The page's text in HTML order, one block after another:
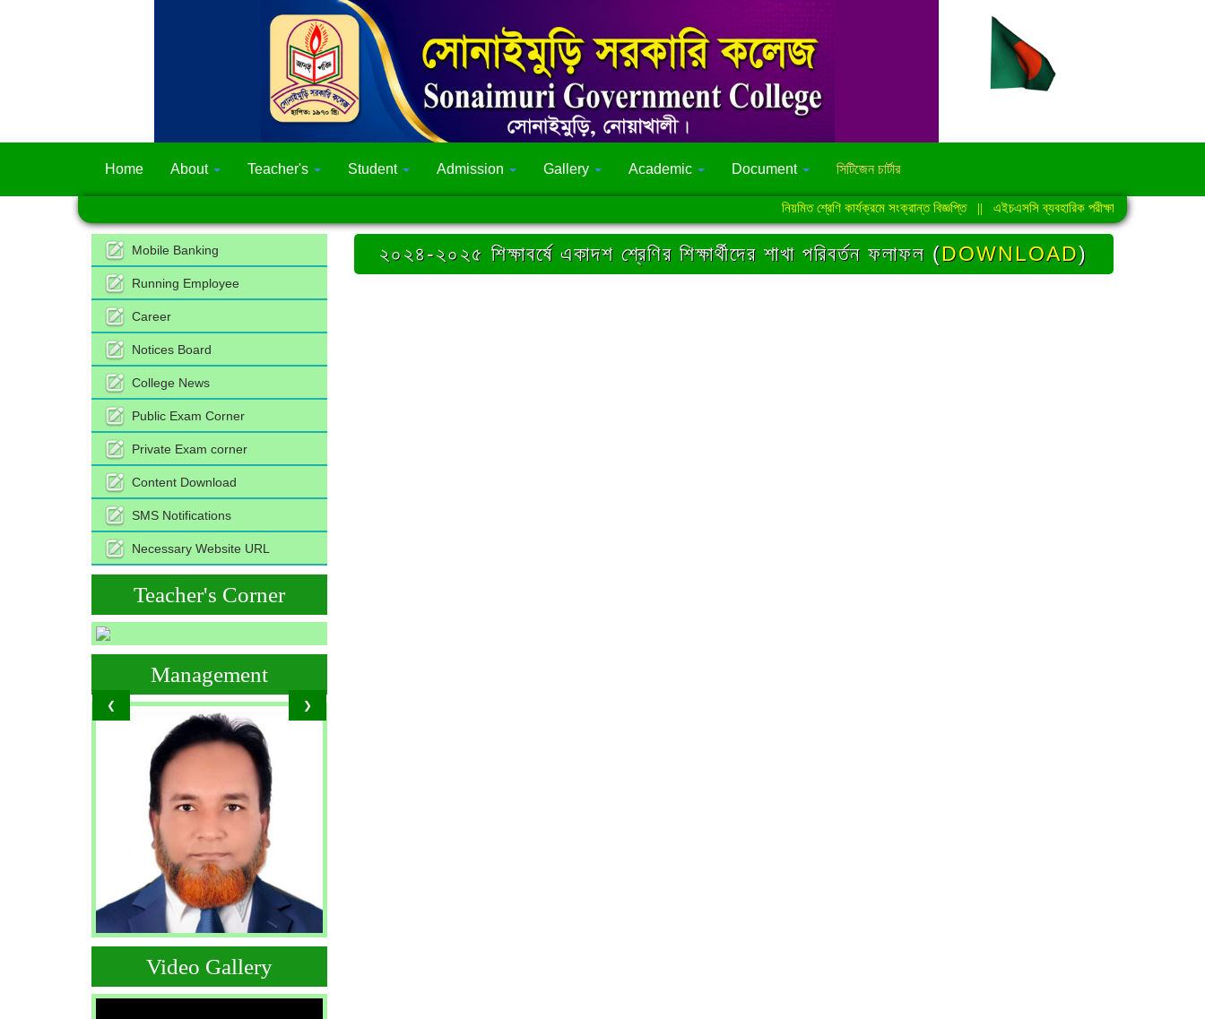
Home About Teacher's Student Admission Gallery Academic Document সিটিজেন চার্টার
নিয়মিত শ্রেণি কার্যক্রমে সংক্রান্ত বিজ্ঞপ্তি||এইচএসসি ব্যবহারিক পরীক্ষা-2026 এর সময়সূচি
Mobile Banking
Running Employee
Career
Notices Board
College News
Public Exam Corner
Private Exam corner
Content Download
SMS Notifications
Necessary Website URL
Teacher's Corner
❮ ❯
Management
Video Gallery
২০২৪-২০২৫ শিক্ষাবর্ষে একাদশ শ্রেণির শিক্ষার্থীদের শাখা পরিবর্তন ফলাফল (DOWNLOAD)